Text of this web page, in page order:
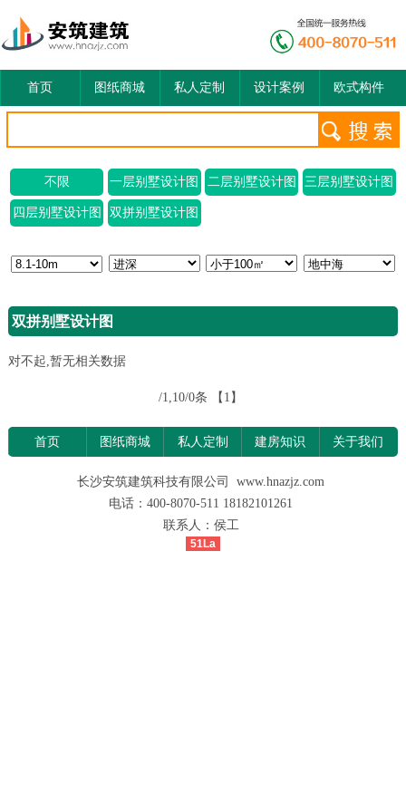
首页 图纸商城 私人定制 设计案例 欧式构件
不限 一层别墅设计图 二层别墅设计图 三层别墅设计图
四层别墅设计图 双拼别墅设计图
双拼别墅设计图
对不起,暂无相关数据
/1,10/0条 【1】
首页 图纸商城 私人定制 建房知识 关于我们
长沙安筑建筑科技有限公司 www.hnazjz.com
电话：400-8070-511 18182101261
联系人：侯工
51La